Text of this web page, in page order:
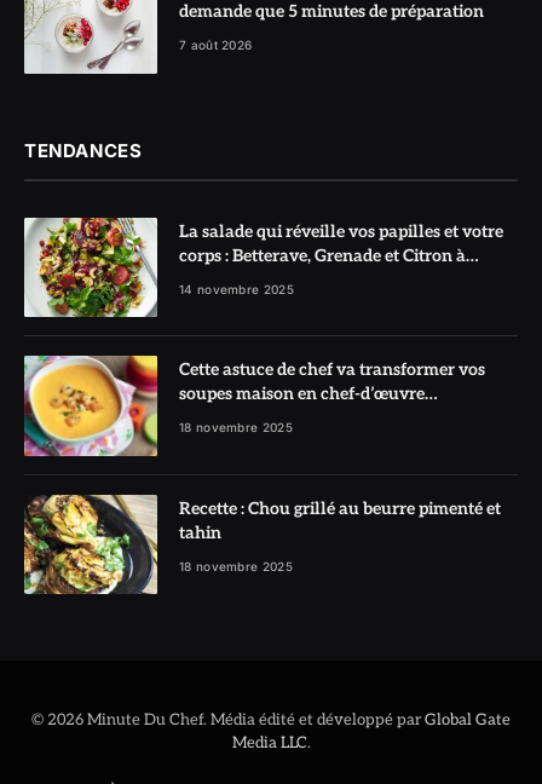
demande que 5 minutes de préparation
7 août 2026
TENDANCES
La salade qui réveille vos papilles et votre
corps : Betterave, Grenade et Citron à
l’honneur
14 novembre 2025
Cette astuce de chef va transformer vos
soupes maison en chef-d’œuvre
réconfortant
18 novembre 2025
Recette : Chou grillé au beurre pimenté et
tahin
18 novembre 2025
© 2026 Minute Du Chef. Média édité et développé parGlobal Gate
Media LLC.